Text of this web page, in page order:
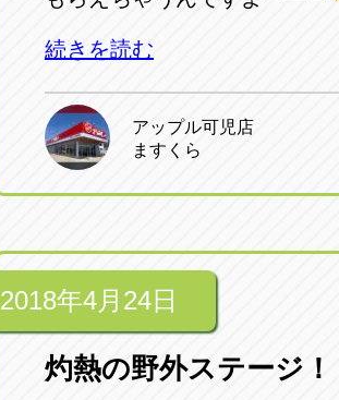
続きを読む
アップル可児店
ますくら
2018年4月24日
灼熱の野外ステージ！